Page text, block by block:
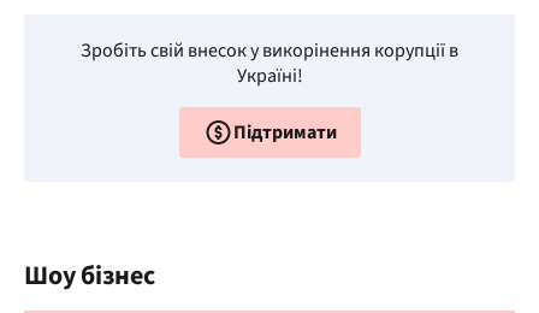
Зробіть свій внесок у викорінення корупції в
Україні!
Підтримати
Шоу бізнес